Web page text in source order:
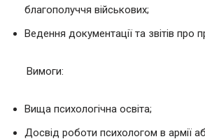
благополуччя військових;
Ведення документації та звітів про
Вимоги:
Вища психологічна освіта;
Досвід роботи психологом в армії